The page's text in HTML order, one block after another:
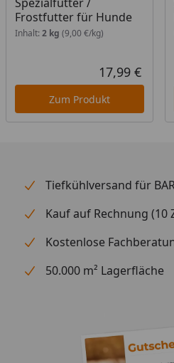
Die Lieferung muss beim
sofort angenommen
Widerrufs- und
Produkt nicht gültig.
Frostfutter für Hunde
Inhalt: 2 kg (9,00 €/kg)
17,99 €
Zum Produkt
Tiefkühlversand für
Kauf auf Rechnung (10
Kostenlose
50.000 m² Lagerfläche